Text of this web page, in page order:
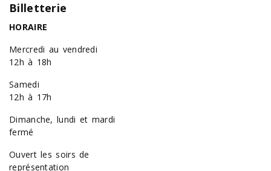
Billetterie
HORAIRE
Mercredi au vendredi
12h à 18h
Samedi
12h à 17h
Dimanche, lundi et mardi
fermé
Ouvert les soirs de
représentation